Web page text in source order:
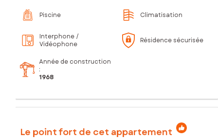
Piscine Climatisation
Interphone /
Vidéophone
Résidence sécurisée
Année de construction
:
1968
Le point fort de cet appartement